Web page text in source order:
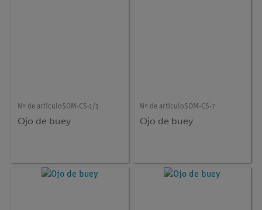
Nº de artículoSOM-CS-1/1
Ojo de buey
Nº de artículoSOM-CS-7
Ojo de buey